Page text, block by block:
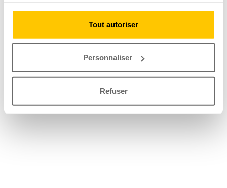
Tout autoriser
Personnaliser
Refuser